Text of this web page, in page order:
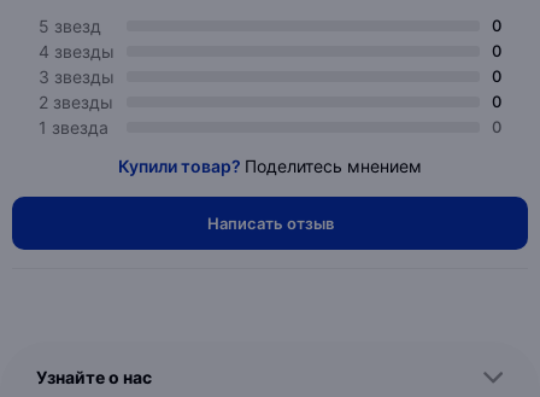
5 звезд
0
4 звезды 0
3 звезды 0
2 звезды 0
1 звезда 0
Купили товар? Поделитесь мнением
Написать отзыв
Узнайте о нас